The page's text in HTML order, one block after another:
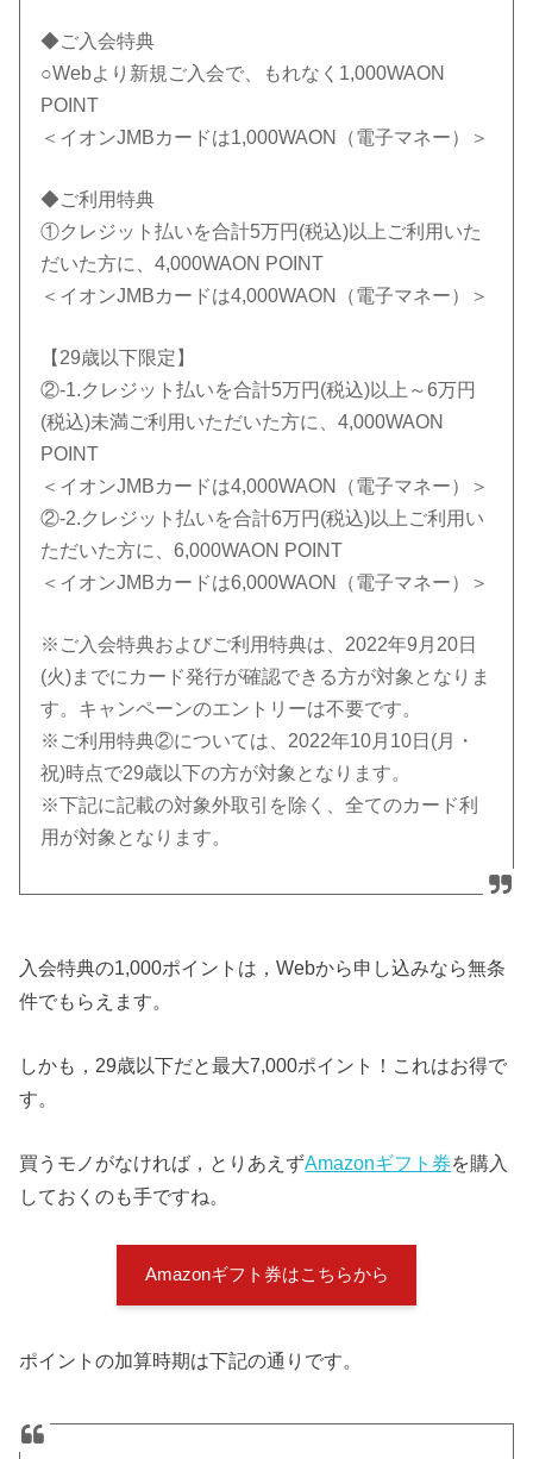
◆ご入会特典
○Webより新規ご入会で、もれなく1,000WAON
POINT
＜イオンJMBカードは1,000WAON（電子マネー）＞
◆ご利用特典
①クレジット払いを合計5万円(税込)以上ご利用いた
だいた方に、4,000WAON POINT
＜イオンJMBカードは4,000WAON（電子マネー）＞
【29歳以下限定】
②-1.クレジット払いを合計5万円(税込)以上～6万円
(税込)未満ご利用いただいた方に、4,000WAON
POINT
＜イオンJMBカードは4,000WAON（電子マネー）＞
②-2.クレジット払いを合計6万円(税込)以上ご利用い
ただいた方に、6,000WAON POINT
＜イオンJMBカードは6,000WAON（電子マネー）＞
※ご入会特典およびご利用特典は、2022年9月20日
(火)までにカード発行が確認できる方が対象となりま
す。キャンペーンのエントリーは不要です。
※ご利用特典②については、2022年10月10日(月・
祝)時点で29歳以下の方が対象となります。
※下記に記載の対象外取引を除く、全てのカード利
用が対象となります。
入会特典の1,000ポイントは，Webから申し込みなら無条
件でもらえます。
しかも，29歳以下だと最大7,000ポイント！これはお得で
す。
買うモノがなければ，とりあえずAmazonギフト券を購入
しておくのも手ですね。
Amazonギフト券はこちらから
ポイントの加算時期は下記の通りです。